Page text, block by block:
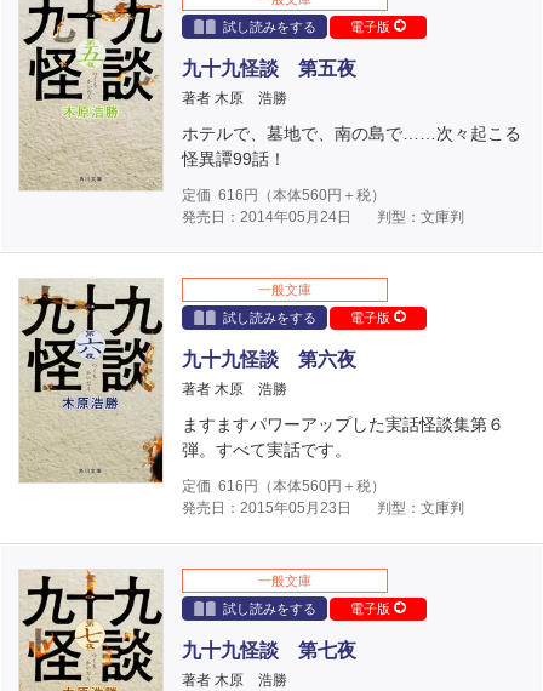
試し読みをする
電子版
九十九怪談 第五夜
著者 木原 浩勝
ホテルで、墓地で、南の島で……次々起こる
怪異譚99話！
定価 616 円（本体560円＋税）
発売日：2014年05月24日
判型：文庫判
一般文庫
試し読みをする
電子版
九十九怪談 第六夜
著者 木原 浩勝
ますますパワーアップした実話怪談集第６
弾。すべて実話です。
定価 616 円（本体560円＋税）
発売日：2015年05月23日
判型：文庫判
一般文庫
試し読みをする
電子版
九十九怪談 第七夜
著者 木原 浩勝